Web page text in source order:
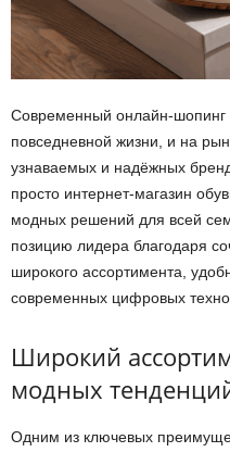
Современный онлайн-шопинг
повседневной жизни, и на
узнаваемых и надёжных
просто интернет-магазин
модных решений для всей
позицию лидера благодаря
широкого ассортимента,
современных цифровых
Широкий
модных
Одним из ключевых